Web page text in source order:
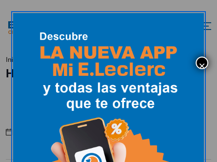
Inicio Catálogo Nacional HIPEROFERTAS
HIPEROFERTAS
Julio 27, 2026